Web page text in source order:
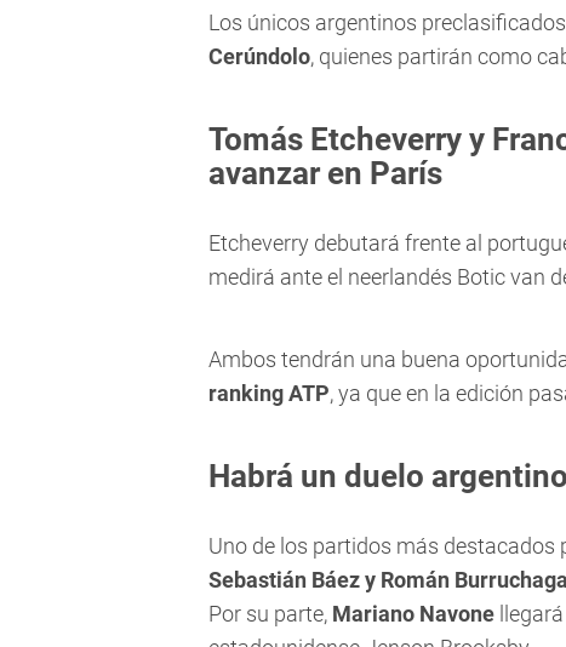
Los únicos argentinos
Cerúndolo, quienes partirán como
Tomás Etcheverry y
avanzar en París
Etcheverry debutará frente al
medirá ante el neerlandés Botic van
Ambos tendrán una buena
ranking ATP, ya que en la edición
Habrá un duelo
Uno de los partidos más destacados
Sebastián Báez y Román Burruchaga
Por su parte, Mariano Navone